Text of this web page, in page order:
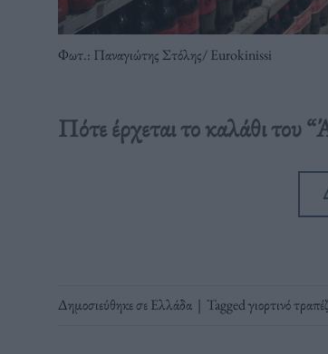
Φωτ.: Παναγιώτης Στόλης/ Eurokinissi
Πότε έρχεται το καλάθι του
Δημοσιεύθηκε σεΕλλάδα | Taggedγιορτινό